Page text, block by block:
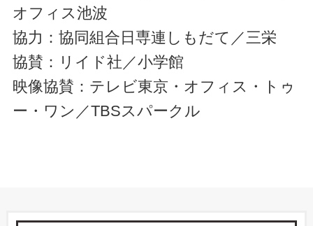
オフィス池波
協力：協同組合日専連しもだて／三栄
協賛：リイド社／小学館
映像協賛：テレビ東京・オフィス・トゥ
ー・ワン／TBSスパークル